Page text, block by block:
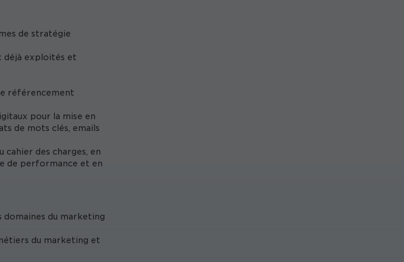
de stratégie
déjà exploités et
référencement
pour la mise en
de mots clés, emails
des charges, en
de performance et en
domaines du marketing
du marketing et